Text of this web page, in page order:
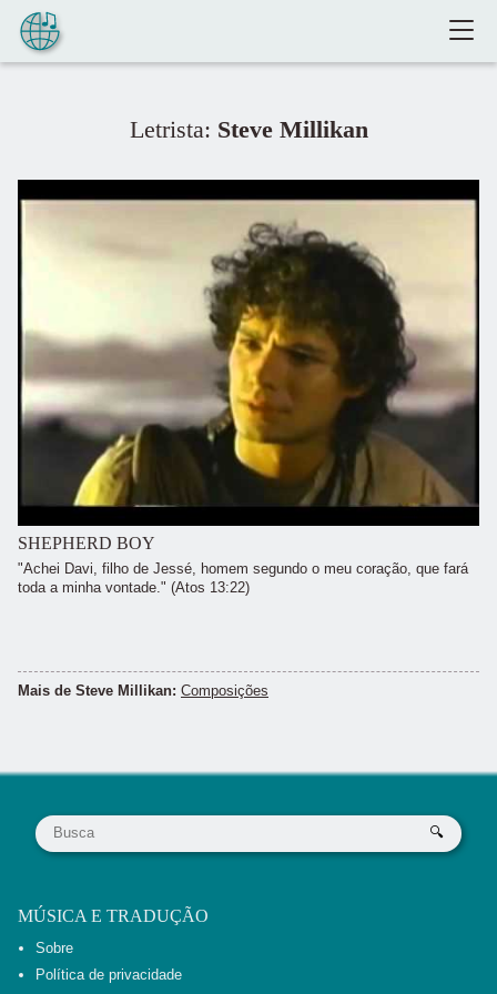
Pular para o conteúdo
Letrista: Steve Millikan
SHEPHERD BOY
"Achei Davi, filho de Jessé, homem segundo o meu coração, que fará
toda a minha vontade." (Atos 13:22)
Mais de Steve Millikan: Composições
MÚSICA E TRADUÇÃO
Sobre
Política de privacidade